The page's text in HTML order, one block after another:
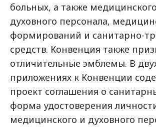
больных, а также
духовного персонала,
формирований и санитарно-
средств. Конвенция также
отличительные эмблемы. В
приложениях к Конвенции
проект соглашения о
форма удостоверения
медицинского и духовного